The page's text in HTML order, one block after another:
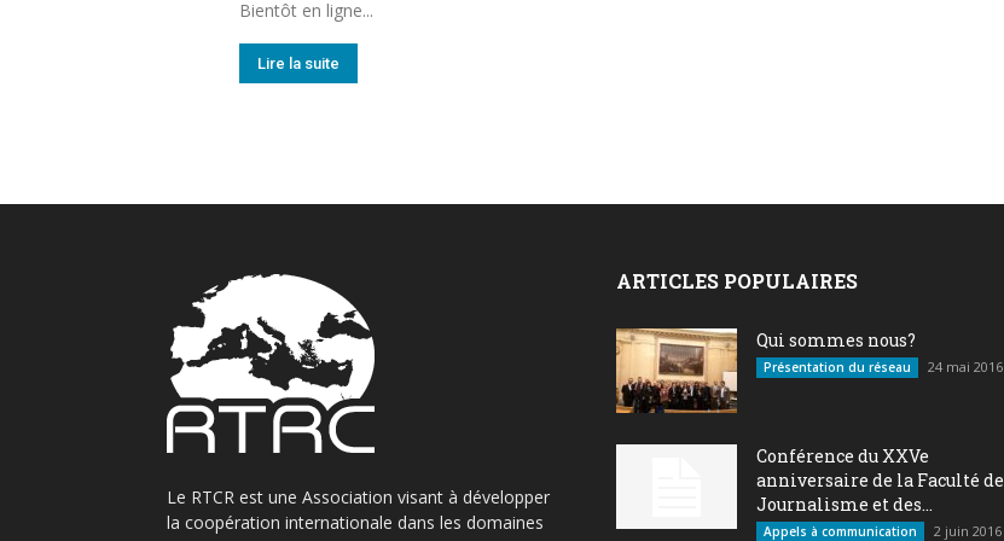
Bientôt en ligne...
Lire la suite
Le RTCR est une Association visant à développer
la coopération internationale dans les domaines
ARTICLES POPULAIRES
Qui sommes nous?
Présentation du réseau 24 mai 2016
Conférence du XXVe
anniversaire de la Faculté de
Journalisme et des...
Appels à communication 2 juin 2016